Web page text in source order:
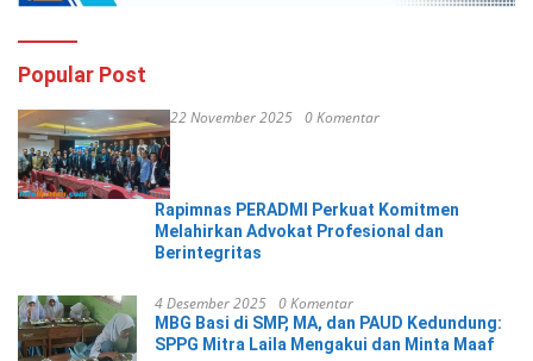
Popular Post
22 November 2025 0 Komentar
Rapimnas PERADMI Perkuat Komitmen
Melahirkan Advokat Profesional dan
Berintegritas
4 Desember 2025 0 Komentar
MBG Basi di SMP, MA, dan PAUD Kedundung:
SPPG Mitra Laila Mengakui dan Minta Maaf